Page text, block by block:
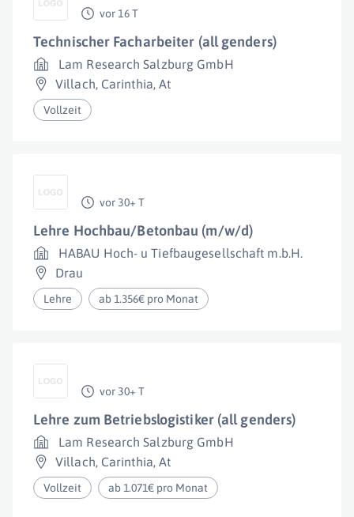
vor 16 T
Technischer Facharbeiter (all genders)
Lam Research Salzburg GmbH
Villach, Carinthia,At
Vollzeit
vor 30+ T
Lehre Hochbau/Betonbau (m/w/d)
HABAU Hoch- u Tiefbaugesellschaft m.b.H.
Drau
Lehre ab 1.356€ pro Monat
vor 30+ T
Lehre zum Betriebslogistiker (all genders)
Lam Research Salzburg GmbH
Villach, Carinthia,At
Vollzeit ab 1.071€ pro Monat